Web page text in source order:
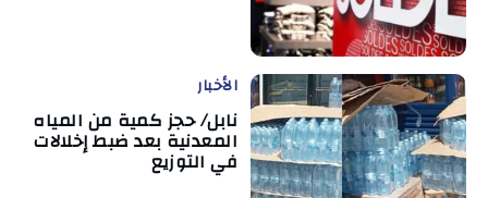
الأخبار
نابل/ حجز كمية من المياه
المعدنية بعد ضبط إخلالات
في التوزيع